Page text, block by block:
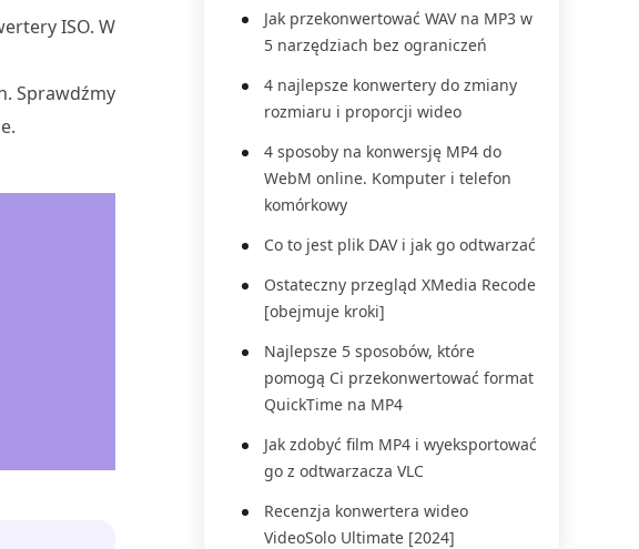
ISO. W
Sprawdźmy
Jak przekonwertować WAV na MP3 w
5 narzędziach bez ograniczeń
4 najlepsze konwertery do zmiany
rozmiaru i proporcji wideo
4 sposoby na konwersję MP4 do
WebM online. Komputer i telefon
komórkowy
Co to jest plik DAV i jak go odtwarzać
Ostateczny przegląd XMedia Recode
[obejmuje kroki]
Najlepsze 5 sposobów, które
pomogą Ci przekonwertować format
QuickTime na MP4
Jak zdobyć film MP4 i wyeksportować
go z odtwarzacza VLC
Recenzja konwertera wideo
VideoSolo Ultimate [2024]